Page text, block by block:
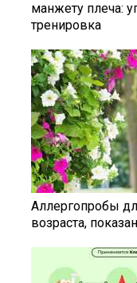
манжету плеча:
тренировка
Аллергопробы
возраста,